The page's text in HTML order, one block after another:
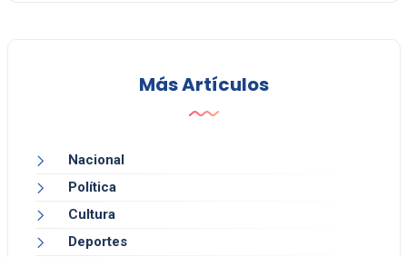
Más Artículos
Nacional
Política
Cultura
Deportes